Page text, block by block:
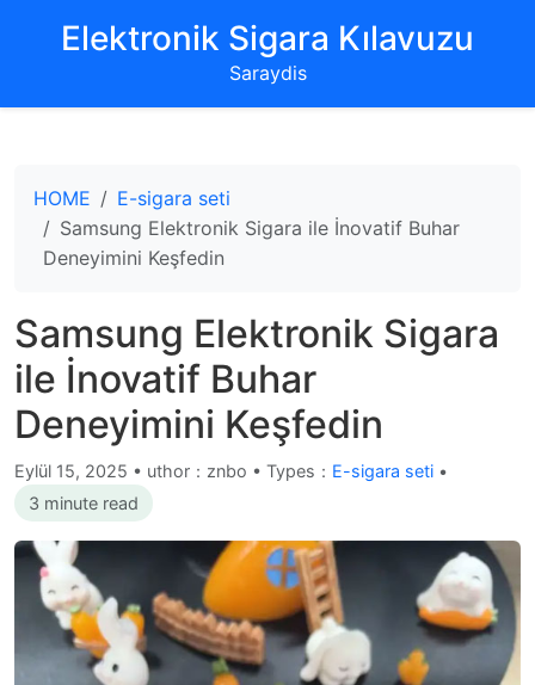
‌Elektronik Sigara Kılavuzu‌
Saraydis
HOME
E-sigara seti
Samsung Elektronik Sigara ile İnovatif Buhar
Deneyimini Keşfedin
Samsung Elektronik Sigara
ile İnovatif Buhar
Deneyimini Keşfedin
Eylül 15, 2025 • uthor：znbo • Types： E-sigara seti •
3 minute read